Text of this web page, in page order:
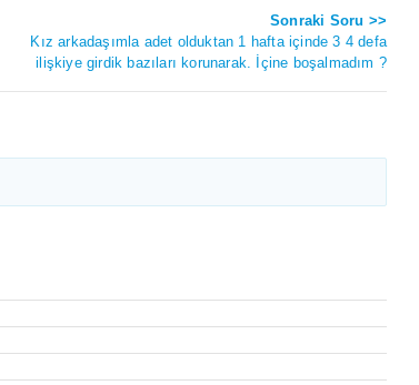
Sonraki Soru >>
Kız arkadaşımla adet olduktan 1 hafta içinde 3 4 defa
ilişkiye girdik bazıları korunarak. İçine boşalmadım ?